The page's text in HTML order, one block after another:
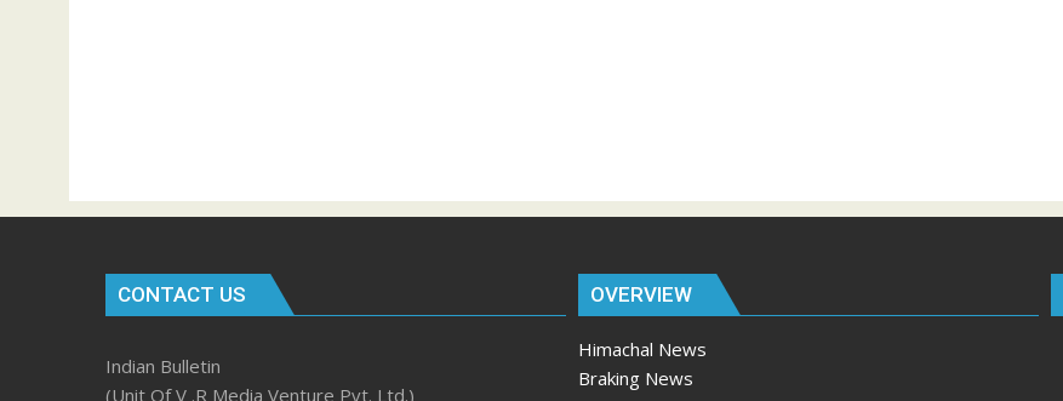
CONTACT US
Indian Bulletin
(Unit Of V .R Media Venture Pvt. Ltd.)
OVERVIEW
Himachal News
Braking News